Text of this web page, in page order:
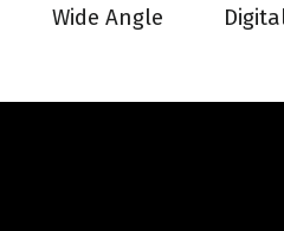
Wide Angle